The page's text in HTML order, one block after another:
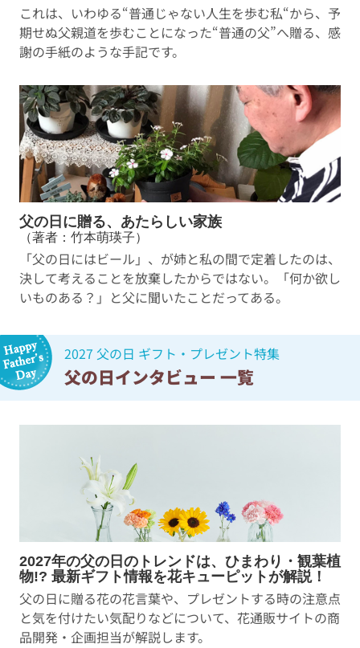
これは、いわゆる“普通じゃない人生を歩む私“から、予
期せぬ父親道を歩むことになった“普通の父”へ贈る、感
謝の手紙のような手記です。
父の日に贈る、あたらしい家族
（著者：竹本萌瑛子）
「父の日にはビール」、が姉と私の間で定着したのは、
決して考えることを放棄したからではない。「何か欲し
いものある？」と父に聞いたことだってある。
父の日インタビュー 一覧
2027 父の日 ギフト・プレゼント特集
2027年の父の日のトレンドは、ひまわり・観葉植
物!? 最新ギフト情報を花キューピットが解説！
父の日に贈る花の花言葉や、プレゼントする時の注意点
と気を付けたい気配りなどについて、花通販サイトの商
品開発・企画担当が解説します。